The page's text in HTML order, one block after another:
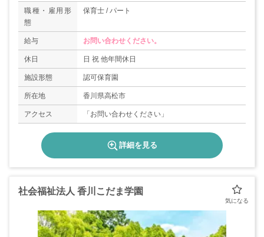
職種・雇用形
態
保育士 / パート
給与 お問い合わせください。
休日 日 祝 他年間休日
施設形態 認可保育園
所在地 香川県高松市
アクセス 「お問い合わせください」
詳細を見る
社会福祉法人 香川こだま学園